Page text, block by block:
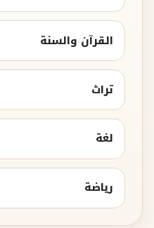
القرآن والسنة
تراث
لغة
رياضة